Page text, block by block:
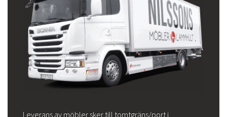
Leverans av möbler sker till tomtgräns/port i